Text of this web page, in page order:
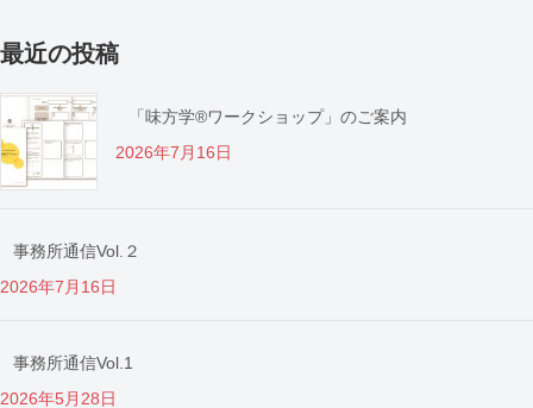
最近の投稿
「味方学®ワークショップ」のご案内
2026年7月16日
事務所通信Vol.２
2026年7月16日
事務所通信Vol.1
2026年5月28日